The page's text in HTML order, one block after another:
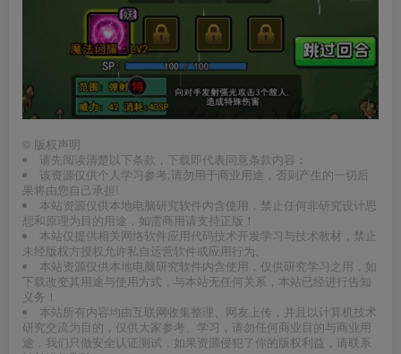
© 版权声明
请先阅读清楚以下条款，下载即代表同意条款内容：
该资源仅供个人学习参考,请勿用于商业用途，否则产生的一切后
果将由您自己承担!
本站资源仅供本地电脑研究软件内含使用，禁止任何非研究设计思
想和原理为目的用途，如需商用请支持正版！
本站仅提供相关网络软件应用代码技术开发学习与技术教材，禁止
未经版权方授权允许私自运营软件或应用行为。
本站资源仅供本地电脑研究软件内含使用，仅供研究学习之用，如
下载改变其用途与使用方式，与本站无任何关系，本站已经进行告知
义务！
本站所有内容均由互联网收集整理、网友上传，并且以计算机技术
研究交流为目的，仅供大家参考、学习，请勿任何商业目的与商业用
途，我们只做安全认证测试，如果资源侵犯了你的版权利益，请联系